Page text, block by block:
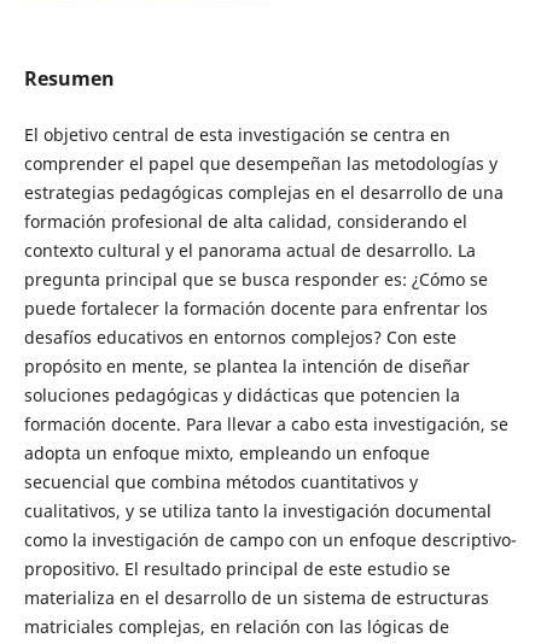
Resumen
El objetivo central de esta investigación se centra en
comprender el papel que desempeñan las metodologías y
estrategias pedagógicas complejas en el desarrollo de una
formación profesional de alta calidad, considerando el
contexto cultural y el panorama actual de desarrollo. La
pregunta principal que se busca responder es: ¿Cómo se
puede fortalecer la formación docente para enfrentar los
desafíos educativos en entornos complejos? Con este
propósito en mente, se plantea la intención de diseñar
soluciones pedagógicas y didácticas que potencien la
formación docente. Para llevar a cabo esta investigación, se
adopta un enfoque mixto, empleando un enfoque
secuencial que combina métodos cuantitativos y
cualitativos, y se utiliza tanto la investigación documental
como la investigación de campo con un enfoque descriptivo-
propositivo. El resultado principal de este estudio se
materializa en el desarrollo de un sistema de estructuras
matriciales complejas, en relación con las lógicas de